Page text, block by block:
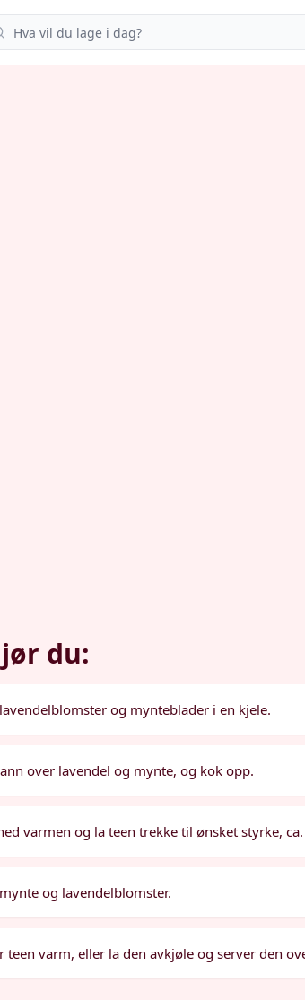
i oppskrifter
du:
og mynteblader i en kjele.
over lavendel og mynte, og kok opp.
varmen og la teen trekke til ønsket styrke,
og lavendelblomster.
teen varm, eller la den avkjøle og server den